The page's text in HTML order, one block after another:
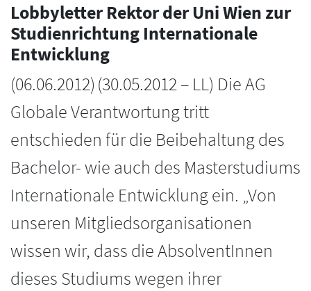
Lobbyletter Rektor der Uni Wien zur
Studienrichtung Internationale
Entwicklung
(06.06.2012) (30.05.2012 – LL) Die AG
Globale Verantwortung tritt
entschieden für die Beibehaltung des
Bachelor- wie auch des Masterstudiums
Internationale Entwicklung ein. „Von
unseren Mitgliedsorganisationen
wissen wir, dass die AbsolventInnen
dieses Studiums wegen ihrer